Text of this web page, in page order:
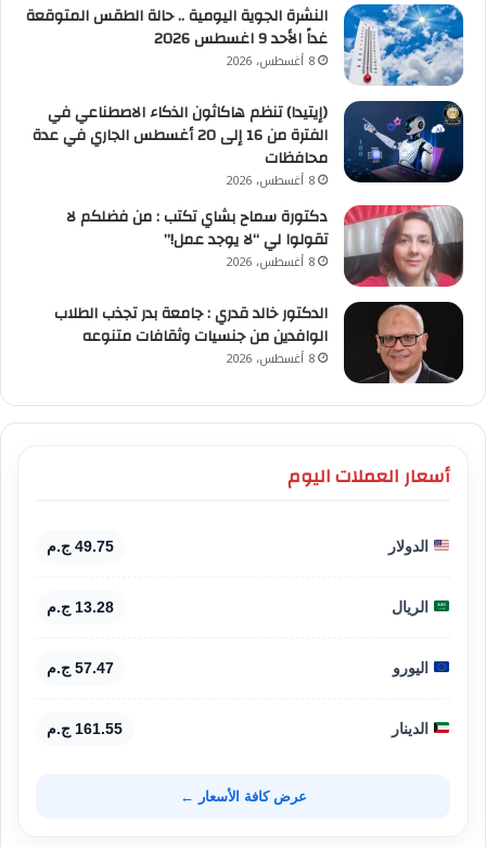
النشرة الجوية اليومية .. حالة الطقس المتوقعة
غداً الأحد 9 اغسطس 2026
8 أغسطس، 2026
(إيتيدا) تنظم هاكاثون الذكاء الاصطناعي في
الفترة من 16 إلى 20 أغسطس الجاري في عدة
محافظات
8 أغسطس، 2026
دكتورة سماح بشاي تكتب : من فضلكم لا
تقولوا لي “لا يوجد عمل!”
8 أغسطس، 2026
الدكتور خالد قدري : جامعة بدر تجذب الطلاب
الوافدين من جنسيات وثقافات متنوعه
8 أغسطس، 2026
أسعار العملات اليوم
الدولار 49.75 ج.م
الريال 13.28 ج.م
اليورو 57.47 ج.م
الدينار 161.55 ج.م
عرض كافة الأسعار ←